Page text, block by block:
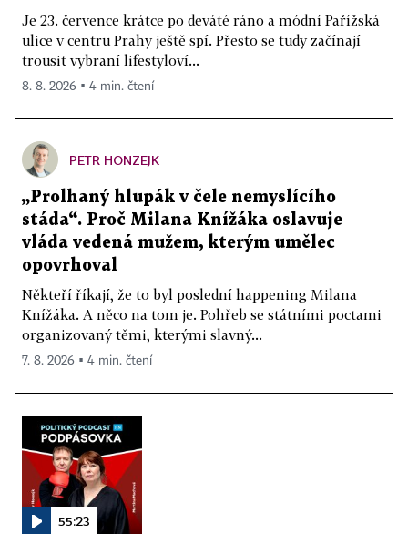
Je 23. července krátce po deváté ráno a módní Pařížská
ulice v centru Prahy ještě spí. Přesto se tudy začínají
trousit vybraní lifestyloví...
8. 8. 2026 ▪ 4 min. čtení
PETR HONZEJK
„Prolhaný hlupák v čele nemyslícího
stáda“. Proč Milana Knížáka oslavuje
vláda vedená mužem, kterým umělec
opovrhoval
Někteří říkají, že to byl poslední happening Milana
Knížáka. A něco na tom je. Pohřeb se státními poctami
organizovaný těmi, kterými slavný...
7. 8. 2026 ▪ 4 min. čtení
55:23